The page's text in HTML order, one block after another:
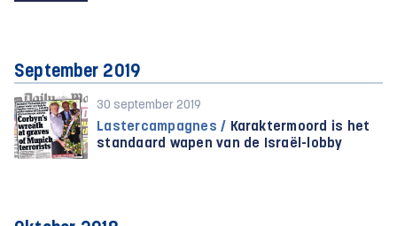
September 2019
30 september 2019
Lastercampagnes / Karaktermoord is het
standaard wapen van de Israël-lobby